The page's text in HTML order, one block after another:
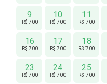
9
R$ 700
10
R$ 700
11
R$ 700
16
R$ 700
17
R$ 700
18
R$ 700
23
R$ 700
24
R$ 700
25
R$ 700